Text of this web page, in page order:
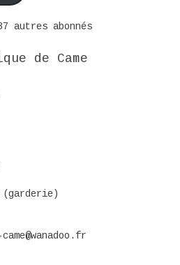
autres abonnés
de Came
(garderie)